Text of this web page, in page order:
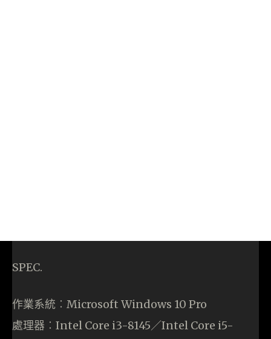
SPEC.
作業系統︰Microsoft Windows 10 Pro
處理器︰Intel Core i3-8145／Intel Core i5-